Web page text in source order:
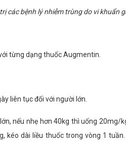
các bệnh lý nhiễm trùng do vi khuẩn
từng dạng thuốc Augmentin.
liên tục đối với người lớn.
nếu nhẹ hơn 40kg thì uống
kéo dài liều thuốc trong vòng 1